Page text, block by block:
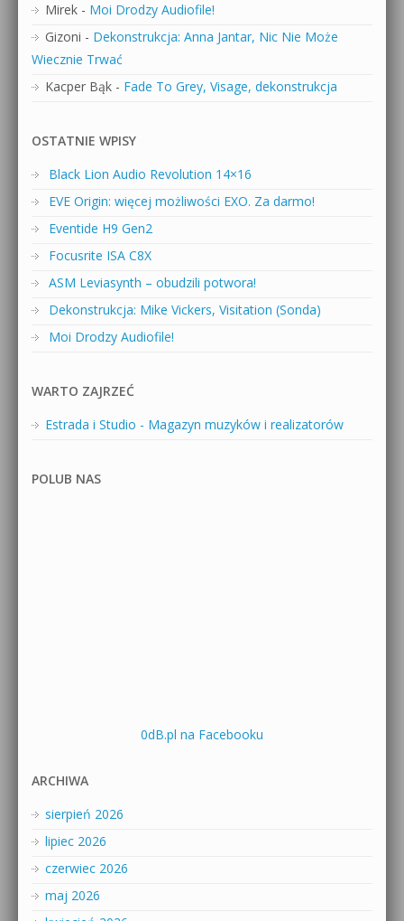
Mirek - Moi Drodzy Audiofile!
Gizoni - Dekonstrukcja: Anna Jantar, Nic Nie Może
Wiecznie Trwać
Kacper Bąk - Fade To Grey, Visage, dekonstrukcja
OSTATNIE WPISY
Black Lion Audio Revolution 14×16
EVE Origin: więcej możliwości EXO. Za darmo!
Eventide H9 Gen2
Focusrite ISA C8X
ASM Leviasynth – obudzili potwora!
Dekonstrukcja: Mike Vickers, Visitation (Sonda)
Moi Drodzy Audiofile!
WARTO ZAJRZEĆ
Estrada i Studio - Magazyn muzyków i realizatorów
POLUB NAS
0dB.pl na Facebooku
ARCHIWA
sierpień 2026
lipiec 2026
czerwiec 2026
maj 2026